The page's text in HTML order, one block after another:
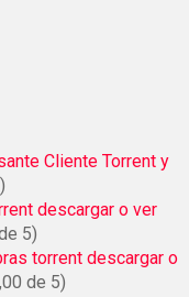
Cliente Torrent y
descargar o ver
5)
torrent descargar o
de 5)